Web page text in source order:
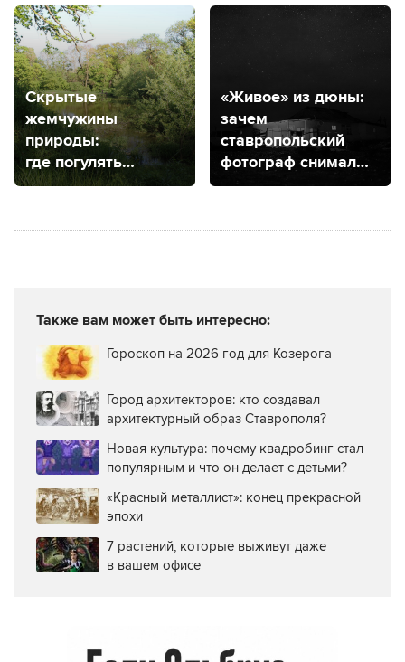
Скрытые
жемчужины
природы:
где погулять
и что посмотреть
и заказниках
«Живое» из дюны:
зачем
ставропольский
фотограф снимал
ногайскую степь?
Также вам может быть интересно:
Гороскоп на 2026 год для Козерога
Город архитекторов: кто создавал
архитектурный образ Ставрополя?
Новая культура: почему квадробинг стал
популярным и что он делает с детьми?
«Красный металлист»: конец прекрасной
эпохи
7 растений, которые выживут даже
в вашем офисе